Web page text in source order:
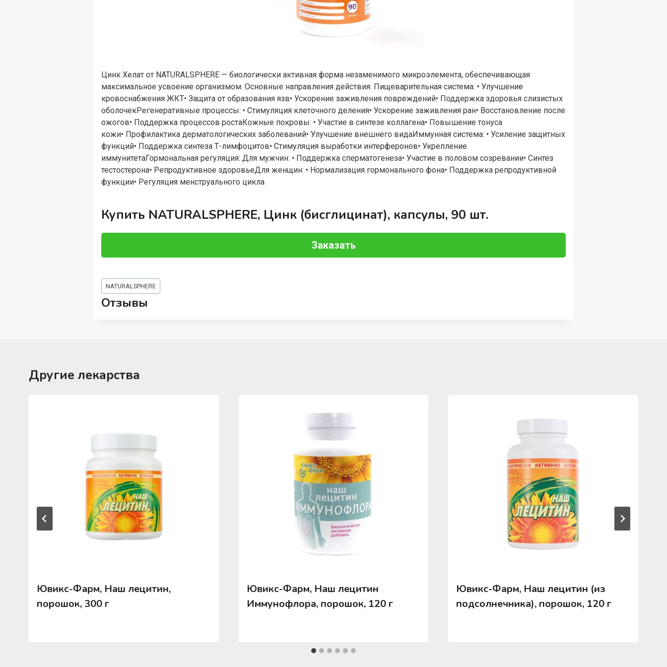
Цинк Хелат от NATURALSPHERE — биологически активная форма незаменимого микроэлемента, обеспечивающая
максимальное усвоение организмом. Основные направления действия: Пищеварительная система: • Улучшение
кровоснабжения ЖКТ• Защита от образования язв• Ускорение заживления повреждений• Поддержка здоровья слизистых
оболочекРегенеративные процессы: • Стимуляция клеточного деления• Ускорение заживления ран• Восстановление после
ожогов• Поддержка процессов ростаКожные покровы: • Участие в синтезе коллагена• Повышение тонуса
кожи• Профилактика дерматологических заболеваний• Улучшение внешнего видаИммунная система: • Усиление защитных
функций• Поддержка синтеза Т-лимфоцитов• Стимуляция выработки интерферонов• Укрепление
иммунитетаГормональная регуляция: Для мужчин: • Поддержка сперматогенеза• Участие в половом созревании• Синтез
тестостерона• Репродуктивное здоровьеДля женщин: • Нормализация гормонального фона• Поддержка репродуктивной
функции• Регуляция менструального цикла
Купить NATURALSPHERE, Цинк (бисглицинат), капсулы, 90 шт.
Заказать
Метки
записи:
NATURALSPHERE
Отзывы
Другие лекарства
Ювикс-Фарм, Наш лецитин,
порошок, 300 г
Ювикс-Фарм, Наш лецитин
Иммунофлора, порошок, 120 г
Ювикс-Фарм, Наш лецитин (из
подсолнечника), порошок, 120 г